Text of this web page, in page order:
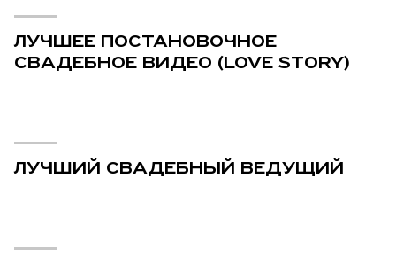
ЛУЧШЕЕ ПОСТАНОВОЧНОЕ
СВАДЕБНОЕ ВИДЕО (LOVE STORY)
ЛУЧШИЙ СВАДЕБНЫЙ ВЕДУЩИЙ